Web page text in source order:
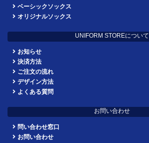
ベーシックソックス
オリジナルソックス
UNIFORM STOREについて
お知らせ
決済方法
ご注文の流れ
デザイン方法
よくある質問
お問い合わせ
問い合わせ窓口
お問い合わせ